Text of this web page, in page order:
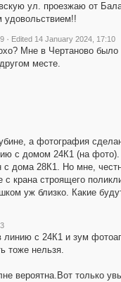
ул. проезжаю от
· Edited 14 January 2024, 17:10
Мне в Чертаново
месте.
а фотография
с домом 24К1 (на
с дома 28К1. Но мне,
крана строящего
уж близко. Какие
линию с 24К1 и зум
тоже нельзя.
вероятна.Вот только